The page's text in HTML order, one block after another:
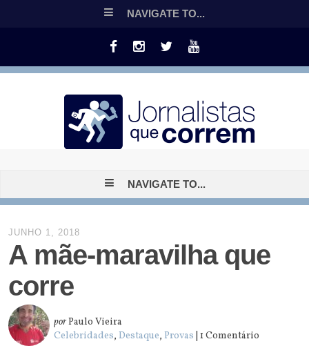
NAVIGATE TO...
NAVIGATE TO...
JUNHO 1, 2018
A mãe-maravilha que
corre
porPaulo Vieira
Celebridades,Destaque,Provas | 1 Comentário